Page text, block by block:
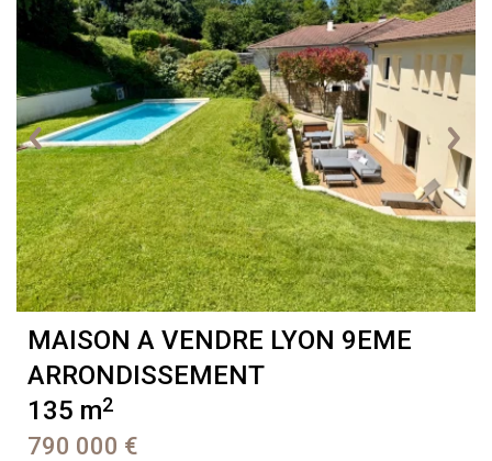
MAISON A VENDRE LYON 9EME
ARRONDISSEMENT
135 m2
790 000 €